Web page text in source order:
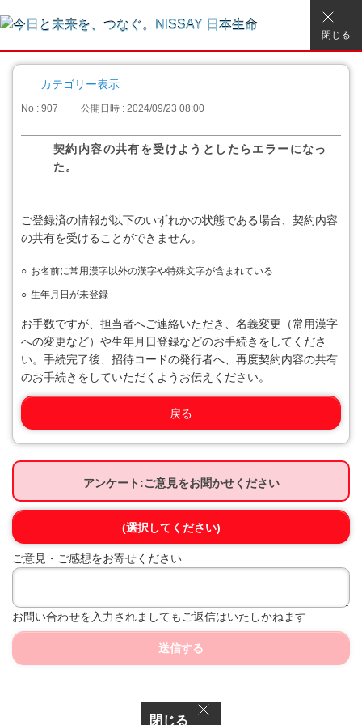
閉じる
カテゴリー表示
No : 907 公開日時 : 2024/09/23 08:00
契約内容の共有を受けようとしたらエラーになっ
た。
ご登録済の情報が以下のいずれかの状態である場合、契約内容
の共有を受けることができません。
○ お名前に常用漢字以外の漢字や特殊文字が含まれている
○ 生年月日が未登録
お手数ですが、担当者へご連絡いただき、名義変更（常用漢字
への変更など）や生年月日登録などのお手続きをしてくださ
い。手続完了後、招待コードの発行者へ、再度契約内容の共有
のお手続きをしていただくようお伝えください。
戻る
アンケート:ご意見をお聞かせください
(選択してください)
ご意見・ご感想をお寄せください
お問い合わせを入力されましてもご返信はいたしかねます
送信する
閉じる